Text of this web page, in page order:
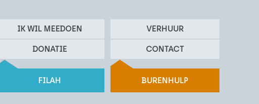
IK WIL MEEDOEN VERHUUR
DONATIE CONTACT
FILAH BURENHULP